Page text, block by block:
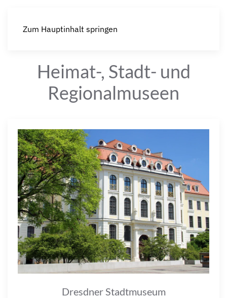
Zum Hauptinhalt springen
Heimat-, Stadt- und
Regionalmuseen
Dresdner Stadtmuseum